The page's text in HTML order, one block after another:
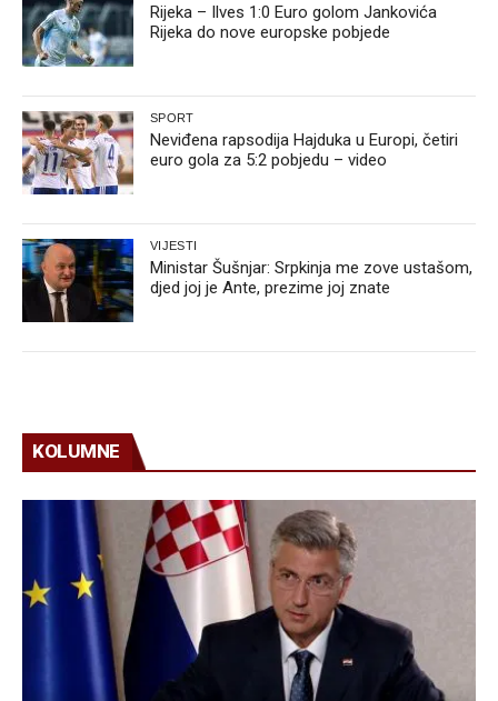
Rijeka – Ilves 1:0 Euro golom Jankovića
Rijeka do nove europske pobjede
SPORT
Neviđena rapsodija Hajduka u Europi, četiri
euro gola za 5:2 pobjedu – video
VIJESTI
Ministar Šušnjar: Srpkinja me zove ustašom,
djed joj je Ante, prezime joj znate
KOLUMNE